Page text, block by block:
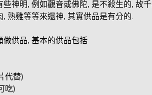
神明, 例如觀音或佛陀, 是不殺生的, 故
熟雞等等來還神, 其實供品是有分的.
做供品, 基本的供品包括
代替)
吃)